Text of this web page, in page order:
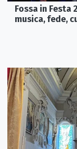
Fossa in Festa
musica, fede,